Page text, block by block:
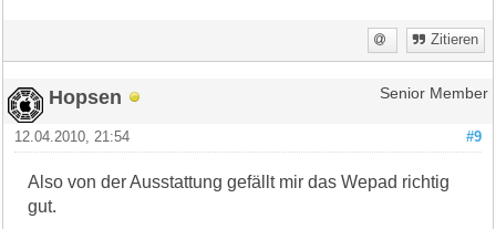
Zitieren
Hopsen Senior Member
#9
12.04.2010, 21:54
Also von der Ausstattung gefällt mir das Wepad richtig
gut.